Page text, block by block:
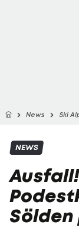
News Ski
NEWS
Ausfall!
Sölden